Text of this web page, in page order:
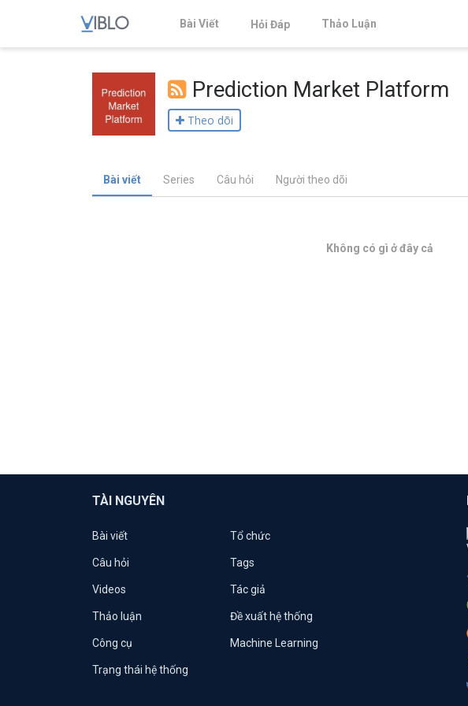
Bài Viết Hỏi Đáp Thảo Luận
Prediction Market Platform
Theo dõi
Bài viết Series Câu hỏi Người theo dõi
Không có gì ở đây cả
TÀI NGUYÊN
Bài viết Tổ chức
Câu hỏi Tags
Videos Tác giả
Thảo luận Đề xuất hệ thống
Công cụ Machine Learning
Trạng thái hệ thống